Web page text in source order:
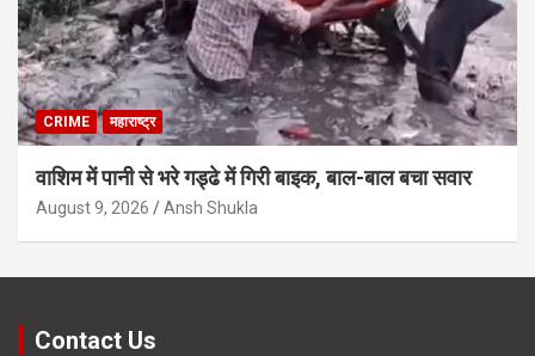
CRIME महाराष्ट्र
वाशिम में पानी से भरे गड्ढे में गिरी बाइक, बाल-बाल बचा सवार
August 9, 2026 Ansh Shukla
Contact Us